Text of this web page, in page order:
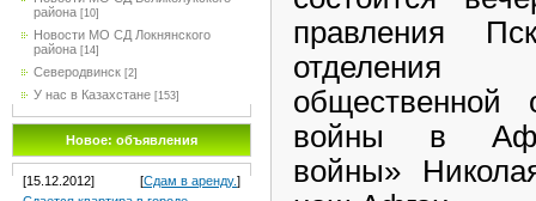
района [10]
Новости МО СД Локнянского
района [14]
Северодвинск [2]
У нас в Казахстане [153]
Новое: объявления
[15.12.2012] [Сдам в аренду.]
правления
отделения
общественной
войны в
войны»